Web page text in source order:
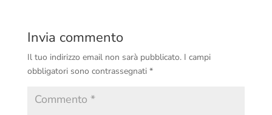
Invia commento
Il tuo indirizzo email non sarà pubblicato. I campi
obbligatori sono contrassegnati *